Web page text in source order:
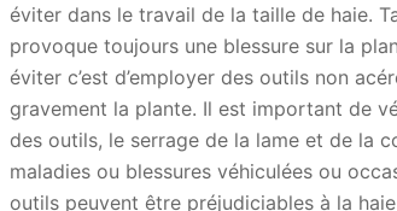
éviter dans le travail de la taille de haie.
provoque toujours une blessure sur la
éviter c’est d’employer des outils non
gravement la plante. Il est important de
des outils, le serrage de la lame et de la
maladies ou blessures véhiculées ou
outils peuvent être préjudiciables à la